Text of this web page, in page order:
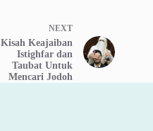
NEXT
Kisah Keajaiban
Istighfar dan
Taubat Untuk
Mencari Jodoh